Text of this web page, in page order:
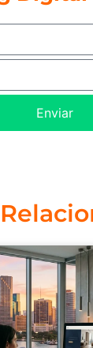
Enviar